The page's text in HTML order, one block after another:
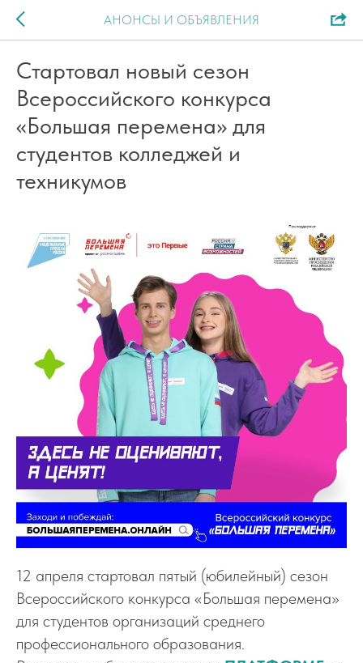
АНОНСЫ И ОБЪЯВЛЕНИЯ
Стартовал новый сезон
Всероссийского конкурса
«Большая перемена» для
студентов колледжей и
техникумов
12 апреля стартовал пятый (юбилейный) сезон
Всероссийского конкурса «Большая перемена»
для студентов организаций среднего
профессионального образования.